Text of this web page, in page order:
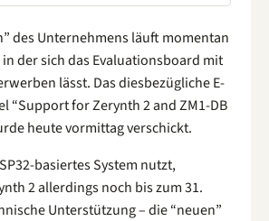
des Unternehmens läuft momentan
der sich das Evaluationsboard mit
lässt. Das diesbezügliche E-
“Support for Zerynth 2 and ZM1-DB
heute vormittag verschickt.
basiertes System nutzt,
2 allerdings noch bis zum 31.
Unterstützung – die “neuen”